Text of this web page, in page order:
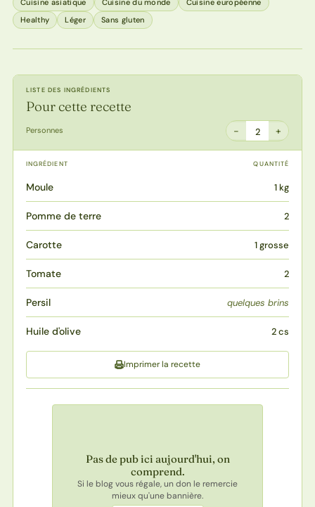
Healthy
Léger Sans gluten
LISTE DES INGRÉDIENTS
Pour cette recette
Personnes − 2 +
INGRÉDIENT QUANTITÉ
Moule 1 kg
Pomme de terre 2
Carotte 1 grosse
Tomate 2
Persil quelques brins
Huile d'olive 2 cs
Imprimer la recette
Pas de pub ici aujourd'hui, on
comprend.
Si le blog vous régale, un don le remercie
mieux qu'une bannière.